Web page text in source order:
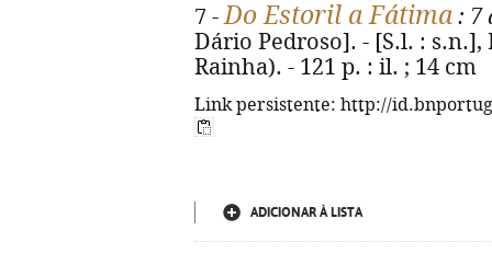
7 -Do Estoril a Fátima : 7
Dário Pedroso]. - [S.l. : s.n.],
Rainha). - 121 p. : il. ; 14 cm
Link persistente: http://
ADICIONAR À LISTA